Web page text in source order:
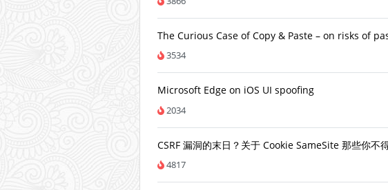
The Curious Case of Copy & Paste – on risks of
3534
Microsoft Edge on iOS UI spoofing
2034
CSRF 漏洞的末日？关于 Cookie SameSite 那些你不
4817